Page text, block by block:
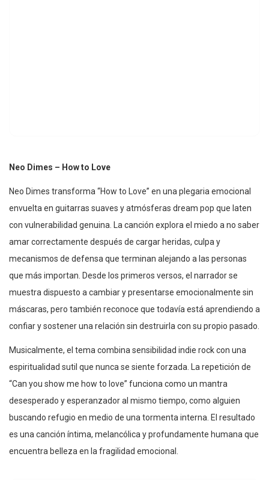
Neo Dimes – How to Love
Neo Dimes transforma “How to Love” en una plegaria emocional
envuelta en guitarras suaves y atmósferas dream pop que laten
con vulnerabilidad genuina. La canción explora el miedo a no saber
amar correctamente después de cargar heridas, culpa y
mecanismos de defensa que terminan alejando a las personas
que más importan. Desde los primeros versos, el narrador se
muestra dispuesto a cambiar y presentarse emocionalmente sin
máscaras, pero también reconoce que todavía está aprendiendo a
confiar y sostener una relación sin destruirla con su propio pasado.
Musicalmente, el tema combina sensibilidad indie rock con una
espiritualidad sutil que nunca se siente forzada. La repetición de
“Can you show me how to love” funciona como un mantra
desesperado y esperanzador al mismo tiempo, como alguien
buscando refugio en medio de una tormenta interna. El resultado
es una canción íntima, melancólica y profundamente humana que
encuentra belleza en la fragilidad emocional.